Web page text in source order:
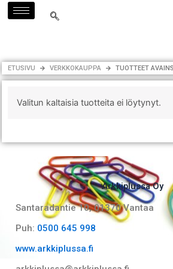
Siirry
sisältöön
ETUSIVU VERKKOKAUPPA TUOTTEET
Valitun kaltaisia tuotteita ei löytynyt.
Arkkiplussa Oy
Santaradantie 10, 01370 Vantaa​
Puh: 0500 645 998
www.arkkiplussa.fi